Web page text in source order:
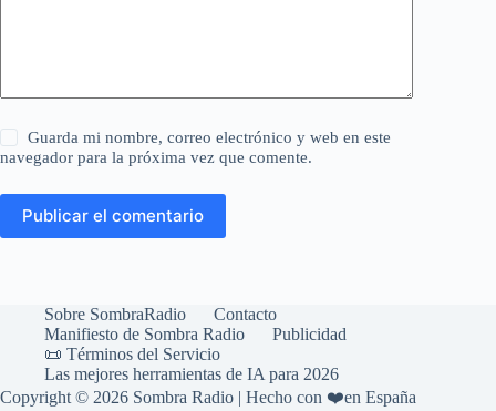
Guarda mi nombre, correo electrónico y web en este
navegador para la próxima vez que comente.
Publicar el comentario
Sobre SombraRadio
Contacto
Manifiesto de Sombra Radio
Publicidad
📜 Términos del Servicio
Las mejores herramientas de IA para 2026
Copyright © 2026 Sombra Radio | Hecho con ❤️en España